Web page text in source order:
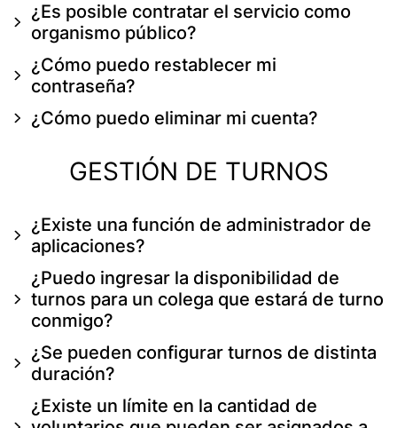
¿Es posible contratar el servicio como
organismo público?
¿Cómo puedo restablecer mi
contraseña?
¿Cómo puedo eliminar mi cuenta?
GESTIÓN DE TURNOS
¿Existe una función de administrador de
aplicaciones?
¿Puedo ingresar la disponibilidad de
turnos para un colega que estará de turno
conmigo?
¿Se pueden configurar turnos de distinta
duración?
¿Existe un límite en la cantidad de